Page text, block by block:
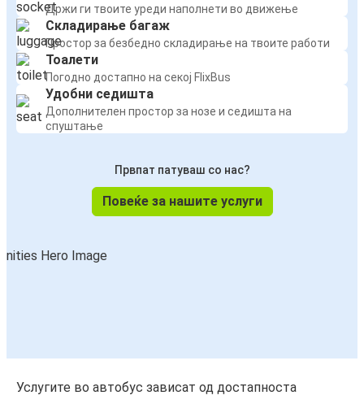
Држи ги твоите уреди наполнети во движење
Складирање багаж
Простор за безбедно складирање на твоите работи
Тоалети
Погодно достапно на секој FlixBus
Удобни седишта
Дополнителен простор за нозе и седишта на
спуштање
Првпат патуваш со нас?
Повеќе за нашите услуги
Услугите во автобус зависат од достапноста